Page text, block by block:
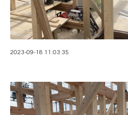
2023-09-18 11:03:35